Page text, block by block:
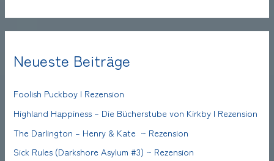
Neueste Beiträge
Foolish Puckboy | Rezension
Highland Happiness – Die Bücherstube von Kirkby | Rezension
The Darlington – Henry & Kate ~ Rezension
Sick Rules (Darkshore Asylum #3) ~ Rezension